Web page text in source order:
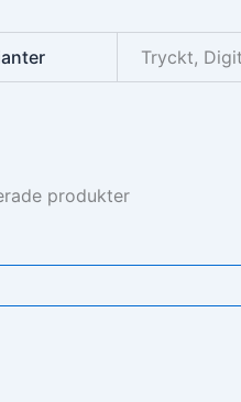
Tryckt,
produkter